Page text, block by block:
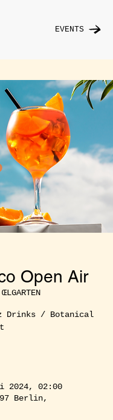
EVENTS
Open Air
ŒLGARTEN
Drinks / Botanical
2024, 02:00
Berlin,